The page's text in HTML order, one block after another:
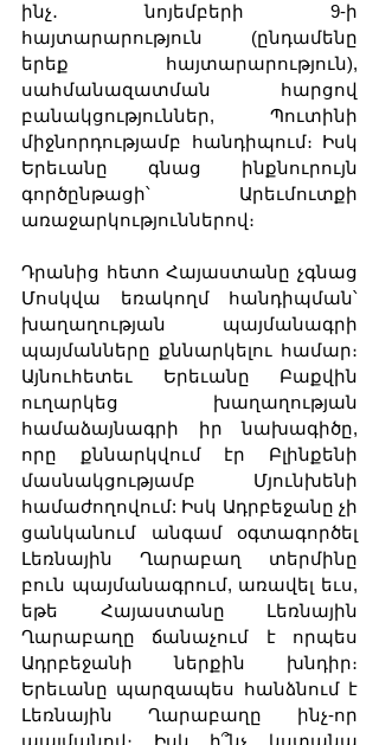
ինչ․ նոյեմբերի 9-ի
հայտարարություն (ընդամենը
երեք հայտարարություն),
սահմանազատման հարցով
բանակցություններ, Պուտինի
միջնորդությամբ հանդիպում։ Իսկ
Երեւանը գնաց ինքնուրույն
գործընթացի՝ Արեւմուտքի
առաջարկություններով։
Դրանից հետո Հայաստանը չգնաց
Մոսկվա եռակողմ հանդիպման՝
խաղաղության պայմանագրի
պայմանները քննարկելու համար։
Այնուհետեւ Երեւանը Բաքվին
ուղարկեց խաղաղության
համաձայնագրի իր նախագիծը,
որը քննարկվում էր Բլինքենի
մասնակցությամբ Մյունխենի
համաժողովում: Իսկ Ադրբեջանը չի
ցանկանում անգամ օգտագործել
Լեռնային Ղարաբաղ տերմինը
բուն պայմանագրում, առավել եւս,
եթե Հայաստանը Լեռնային
Ղարաբաղը ճանաչում է որպես
Ադրբեջանի ներքին խնդիր։
Երեւանը պարզապես հանձնում է
Լեռնային Ղարաբաղը ինչ-որ